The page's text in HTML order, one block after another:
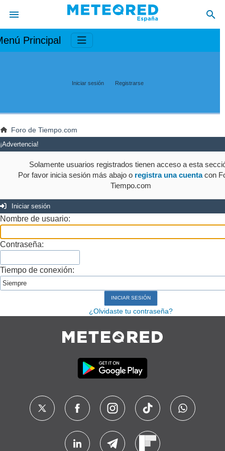
Principal
Iniciar sesión Registrarse
Foro de Tiempo.com
¡Advertencia!
Solamente usuarios registrados tienen acceso a esta
Por favor inicia sesión más abajo o registra una cuentacon
Tiempo.com
Iniciar sesión
Nombre de usuario:
Contraseña:
Tiempo de conexión:
¿Olvidaste tu contraseña?